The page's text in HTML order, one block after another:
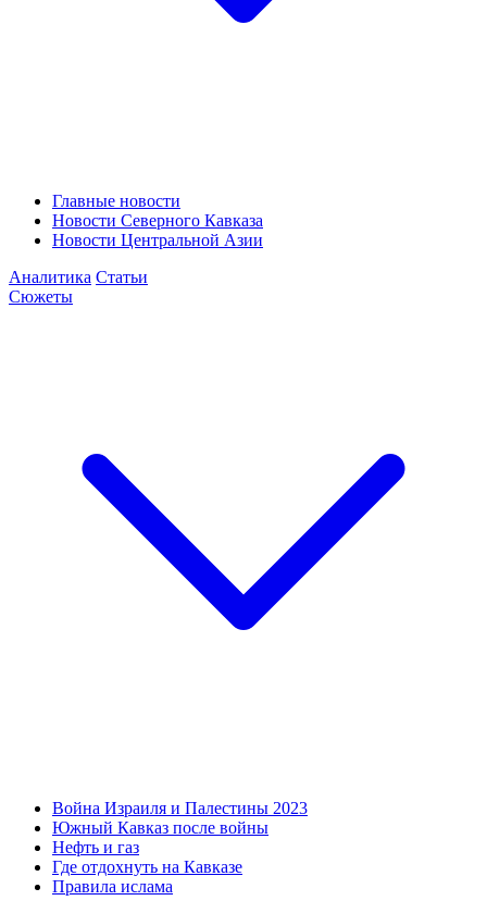
Главные новости
Новости Северного Кавказа
Новости Центральной Азии
Аналитика Статьи
Сюжеты
Война Израиля и Палестины 2023
Южный Кавказ после войны
Нефть и газ
Где отдохнуть на Кавказе
Правила ислама